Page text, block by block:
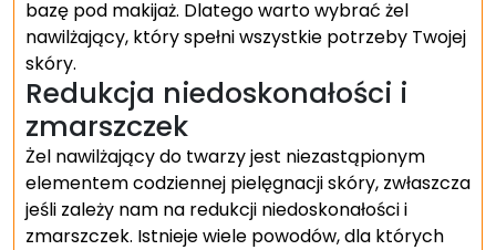
bazę pod makijaż. Dlatego warto wybrać żel
nawilżający, który spełni wszystkie potrzeby Twojej
skóry.
Redukcja niedoskonałości i
zmarszczek
Żel nawilżający do twarzy jest niezastąpionym
elementem codziennej pielęgnacji skóry, zwłaszcza
jeśli zależy nam na redukcji niedoskonałości i
zmarszczek. Istnieje wiele powodów, dla których